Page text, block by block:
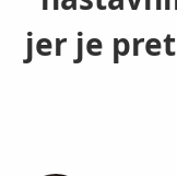
jer je